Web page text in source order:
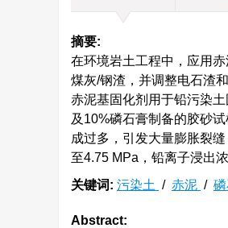
摘要:
在环境岩土工程中，应用
煤灰/钢渣，并调整电石渣
赤泥基固化剂用于铅污染
及10%磷石膏制备的胶砂
成过多，引发大量膨胀裂
至4.75 MPa，铅离子浸出
关键词: 污染土 / 赤泥 /
Abstract: